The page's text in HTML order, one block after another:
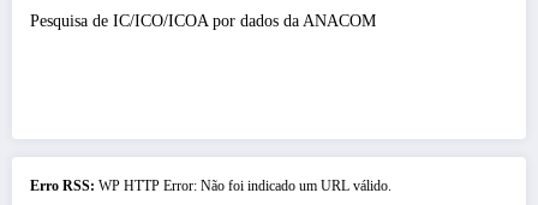
Pesquisa de IC/ICO/ICOA por dados da ANACOM
Erro RSS: WP HTTP Error: Não foi indicado um URL válido.